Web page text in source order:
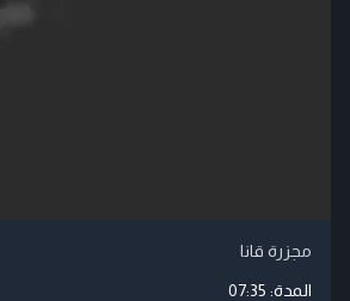
مجزرة قانا
المدة: 07:35